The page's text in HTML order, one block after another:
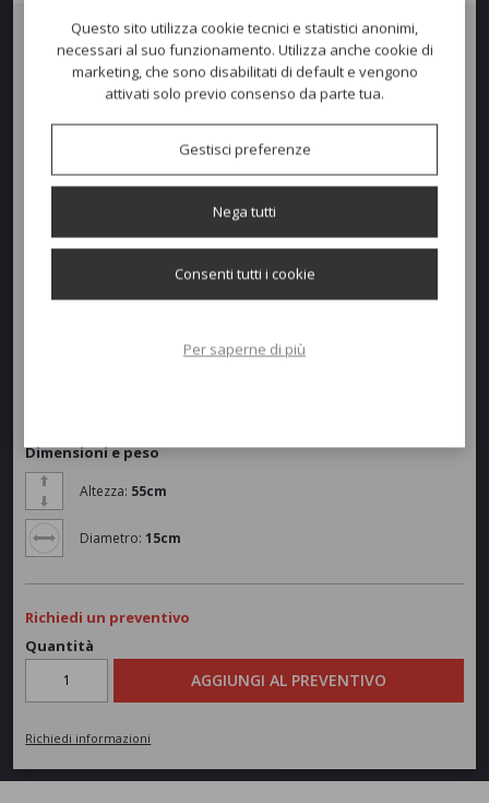
GIRAVOLTA è una lampada wireless dal design contemporaneo,
adatta per l’outdoor . Due dischi in materiale plastico, la base e il
diffusore a led che ruota a 360° gradi e orienta la luce, sono avvolti da
un arco in estruso di alluminio che diventa una comoda impugnatura.
Il corpo illuminante racchiude la scheda led, la batteria al litio, la presa
calamitanella base permette di fissare la lampada su piani in
Dimensioni e peso
Altezza: 55cm
Diametro:15cm
Richiedi un preventivo
Quantità
AGGIUNGI AL PREVENTIVO
Richiedi informazioni
Questo sito utilizza cookie tecnici e statistici anonimi,
necessari al suo funzionamento. Utilizza anche cookie di
marketing, che sono disabilitati di default e vengono
attivati solo previo consenso da parte tua.
Gestisci preferenze
Nega tutti
Consenti tutti i cookie
Per saperne di più